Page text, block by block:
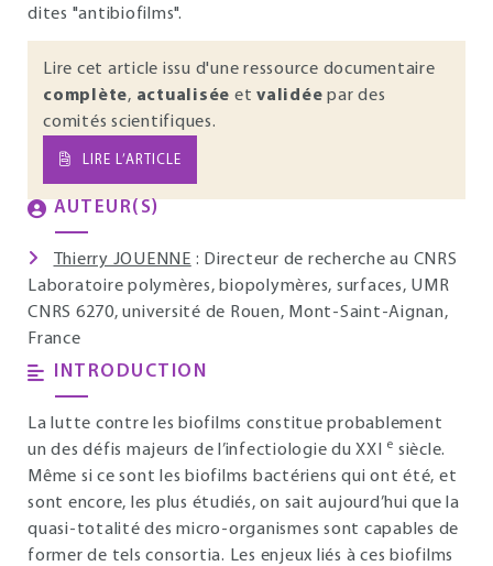
dites "antibiofilms".
Lire cet article issu d'une ressource documentaire
complète, actualisée et validée par des
comités scientifiques.
LIRE L’ARTICLE
AUTEUR(S)
Thierry JOUENNE : Directeur de recherche au CNRS
Laboratoire polymères, biopolymères, surfaces, UMR
CNRS 6270, université de Rouen, Mont-Saint-Aignan,
France
INTRODUCTION
La lutte contre les biofilms constitue probablement
un des défis majeurs de l’infectiologie du XXI
e siècle.
Même si ce sont les biofilms bactériens qui ont été, et
sont encore, les plus étudiés, on sait aujourd’hui que la
quasi-totalité des micro-organismes sont capables de
former de tels consortia. Les enjeux liés à ces biofilms